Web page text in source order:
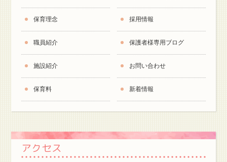
保育理念
職員紹介
施設紹介
保育料
採用情報
保護者様専用ブログ
お問い合わせ
新着情報
アクセス